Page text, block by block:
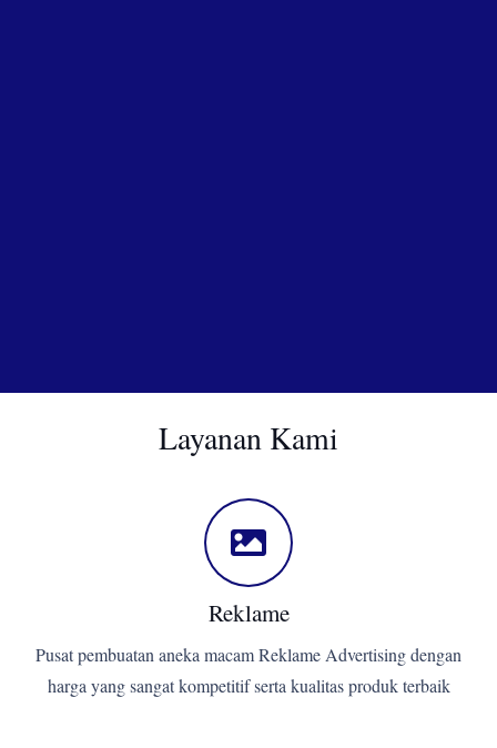
Layanan Kami
Reklame
Pusat pembuatan aneka macam Reklame Advertising dengan
harga yang sangat kompetitif serta kualitas produk terbaik